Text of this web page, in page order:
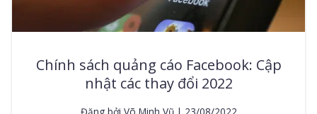
Chính sách quảng cáo Facebook: Cập
nhật các thay đổi 2022